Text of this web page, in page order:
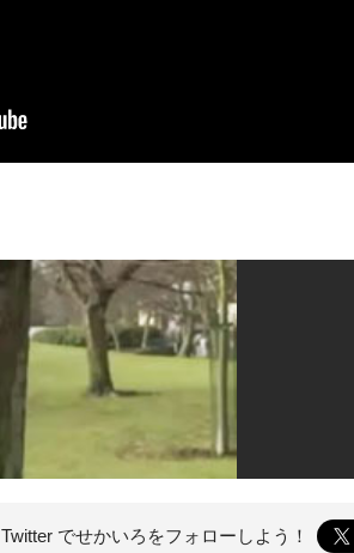
Twitter でせかいろをフォローしよう！